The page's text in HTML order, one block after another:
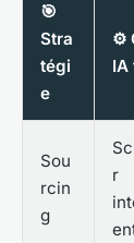
🎯
Stra
tégi
e
⚙️
IA
Sou
rcin
g
r